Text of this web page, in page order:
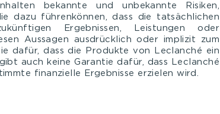
bekannte und unbekannte Risiken,
dazu führenkönnen, dass die tatsächlichen
Ergebnissen, Leistungen oder
Aussagen ausdrücklich oder implizit zum
dafür, dass die Produkte von Leclanché ein
auch keine Garantie dafür, dass Leclanché
finanzielle Ergebnisse erzielen wird.